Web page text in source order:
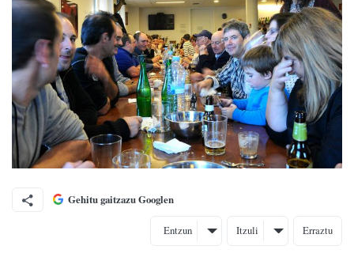
Gehitu gaitzazu Googlen
Entzun Itzuli Erraztu